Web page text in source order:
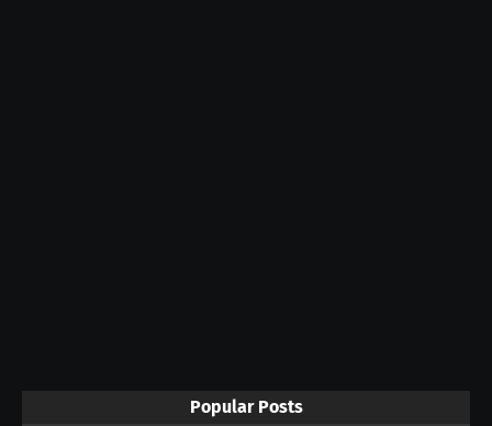
Popular Posts